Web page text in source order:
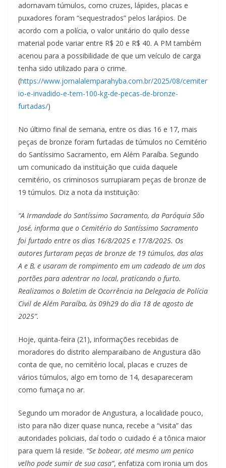
adornavam túmulos, como cruzes, lápides, placas e
puxadores foram “sequestrados” pelos larápios. De
acordo com a polícia, o valor unitário do quilo desse
material pode variar entre R$ 20 e R$ 40. A PM também
acenou para a possibilidade de que um veículo de carga
tenha sido utilizado para o crime.
(https://www.jornalalemparahyba.com.br/2025/08/cemiter
io-e-invadido-e-tem-100-kg-de-pecas-de-bronze-
furtadas/)
No último final de semana, entre os dias 16 e 17, mais
peças de bronze foram furtadas de túmulos no Cemitério
do Santíssimo Sacramento, em Além Paraíba. Segundo
um comunicado da instituição que cuida daquele
cemitério, os criminosos surrupiaram peças de bronze de
19 túmulos. Diz a nota da instituição:
“A Irmandade do Santíssimo Sacramento, da Paróquia São
José, informa que o Cemitério do Santíssimo Sacramento
foi furtado entre os dias 16/8/2025 e 17/8/2025. Os
autores furtaram peças de bronze de 19 túmulos, das alas
A e B, e usaram de rompimento em um cadeado de um dos
portões para adentrar no local, praticando o furto.
Realizamos o Boletim de Ocorrência na Delegacia de Polícia
Civil de Além Paraíba, às 09h29 do dia 18 de agosto de
2025”.
Hoje, quinta-feira (21), informações recebidas de
moradores do distrito alemparaibano de Angustura dão
conta de que, no cemitério local, placas e cruzes de
vários túmulos, algo em torno de 14, desapareceram
como fumaça no ar.
Segundo um morador de Angustura, a localidade pouco,
isto para não dizer quase nunca, recebe a “visita” das
autoridades policiais, daí todo o cuidado é a tônica maior
para quem lá reside. “Se bobear, até mesmo um penico
velho pode sumir de sua casa”, enfatiza com ironia um dos